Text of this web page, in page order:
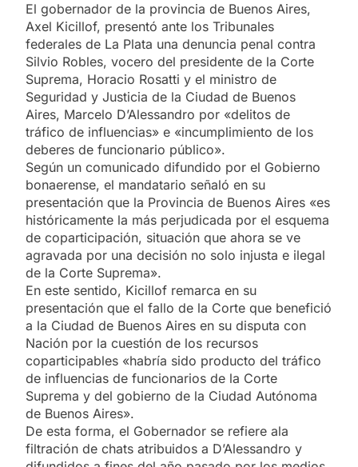
El gobernador de la provincia de Buenos Aires,
Axel Kicillof, presentó ante los Tribunales
federales de La Plata una denuncia penal contra
Silvio Robles, vocero del presidente de la Corte
Suprema, Horacio Rosatti y el ministro de
Seguridad y Justicia de la Ciudad de Buenos
Aires, Marcelo D’Alessandro por «delitos de
tráfico de influencias» e «incumplimiento de los
deberes de funcionario público».
Según un comunicado difundido por el Gobierno
bonaerense, el mandatario señaló en su
presentación que la Provincia de Buenos Aires «es
históricamente la más perjudicada por el esquema
de coparticipación, situación que ahora se ve
agravada por una decisión no solo injusta e ilegal
de la Corte Suprema».
En este sentido, Kicillof remarca en su
presentación que el fallo de la Corte que benefició
a la Ciudad de Buenos Aires en su disputa con
Nación por la cuestión de los recursos
coparticipables «habría sido producto del tráfico
de influencias de funcionarios de la Corte
Suprema y del gobierno de la Ciudad Autónoma
de Buenos Aires».
De esta forma, el Gobernador se refiere ala
filtración de chats atribuidos a D’Alessandro y